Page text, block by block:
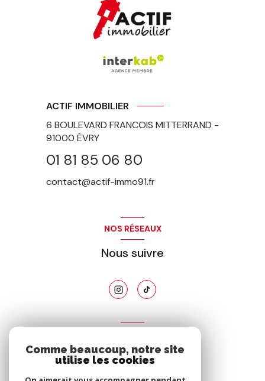
ACTIF IMMOBILIER
6 BOULEVARD FRANCOIS MITTERRAND -
91000 ÉVRY
01 81 85 06 80
contact@actif-immo91.fr
NOS RÉSEAUX
Nous suivre
Nous adhérons
Comme beaucoup, notre site
utilise les cookies